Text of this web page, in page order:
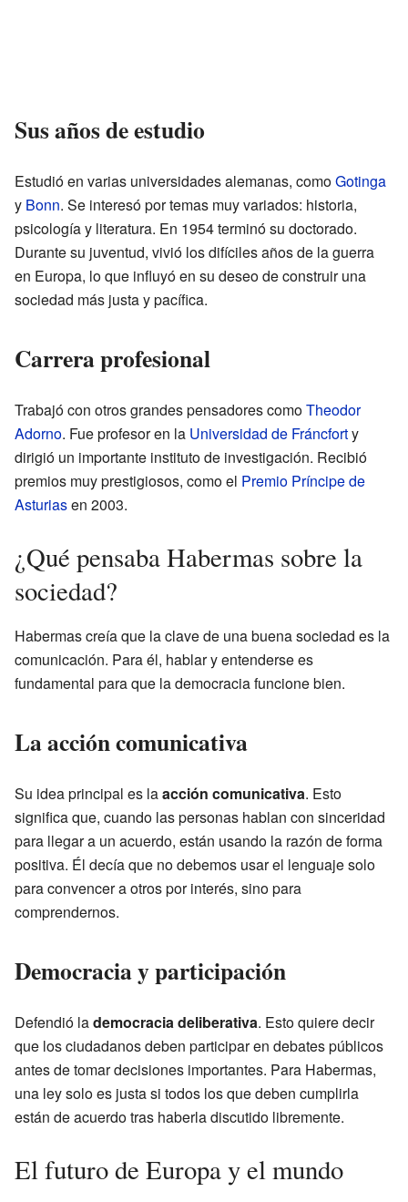
Sus años de estudio
Estudió en varias universidades alemanas, comoGotinga
y Bonn. Se interesó por temas muy variados: historia,
psicología y literatura. En 1954 terminó su doctorado.
Durante su juventud, vivió los difíciles años de la guerra
en Europa, lo que influyó en su deseo de construir una
sociedad más justa y pacífica.
Carrera profesional
Trabajó con otros grandes pensadores comoTheodor
Adorno. Fue profesor en la Universidad de Fráncforty
dirigió un importante instituto de investigación. Recibió
premios muy prestigiosos, como el Premio Príncipe de
Asturiasen 2003.
¿Qué pensaba Habermas sobre la
sociedad?
Habermas creía que la clave de una buena sociedad es la
comunicación. Para él, hablar y entenderse es
fundamental para que la democracia funcione bien.
La acción comunicativa
Su idea principal es laacción comunicativa. Esto
significa que, cuando las personas hablan con sinceridad
para llegar a un acuerdo, están usando la razón de forma
positiva. Él decía que no debemos usar el lenguaje solo
para convencer a otros por interés, sino para
comprendernos.
Democracia y participación
Defendió lademocracia deliberativa. Esto quiere decir
que los ciudadanos deben participar en debates públicos
antes de tomar decisiones importantes. Para Habermas,
una ley solo es justa si todos los que deben cumplirla
están de acuerdo tras haberla discutido libremente.
El futuro de Europa y el mundo